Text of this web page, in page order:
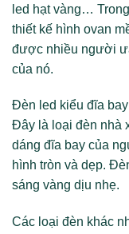
led hạt vàng…
thiết kế hình ovan
được nhiều người
của nó.
Đèn led kiểu đĩa
Đây là loại đèn nhà
dáng đĩa bay của
hình tròn và dẹp.
sáng vàng dịu nhẹ.
Các loại đèn khác